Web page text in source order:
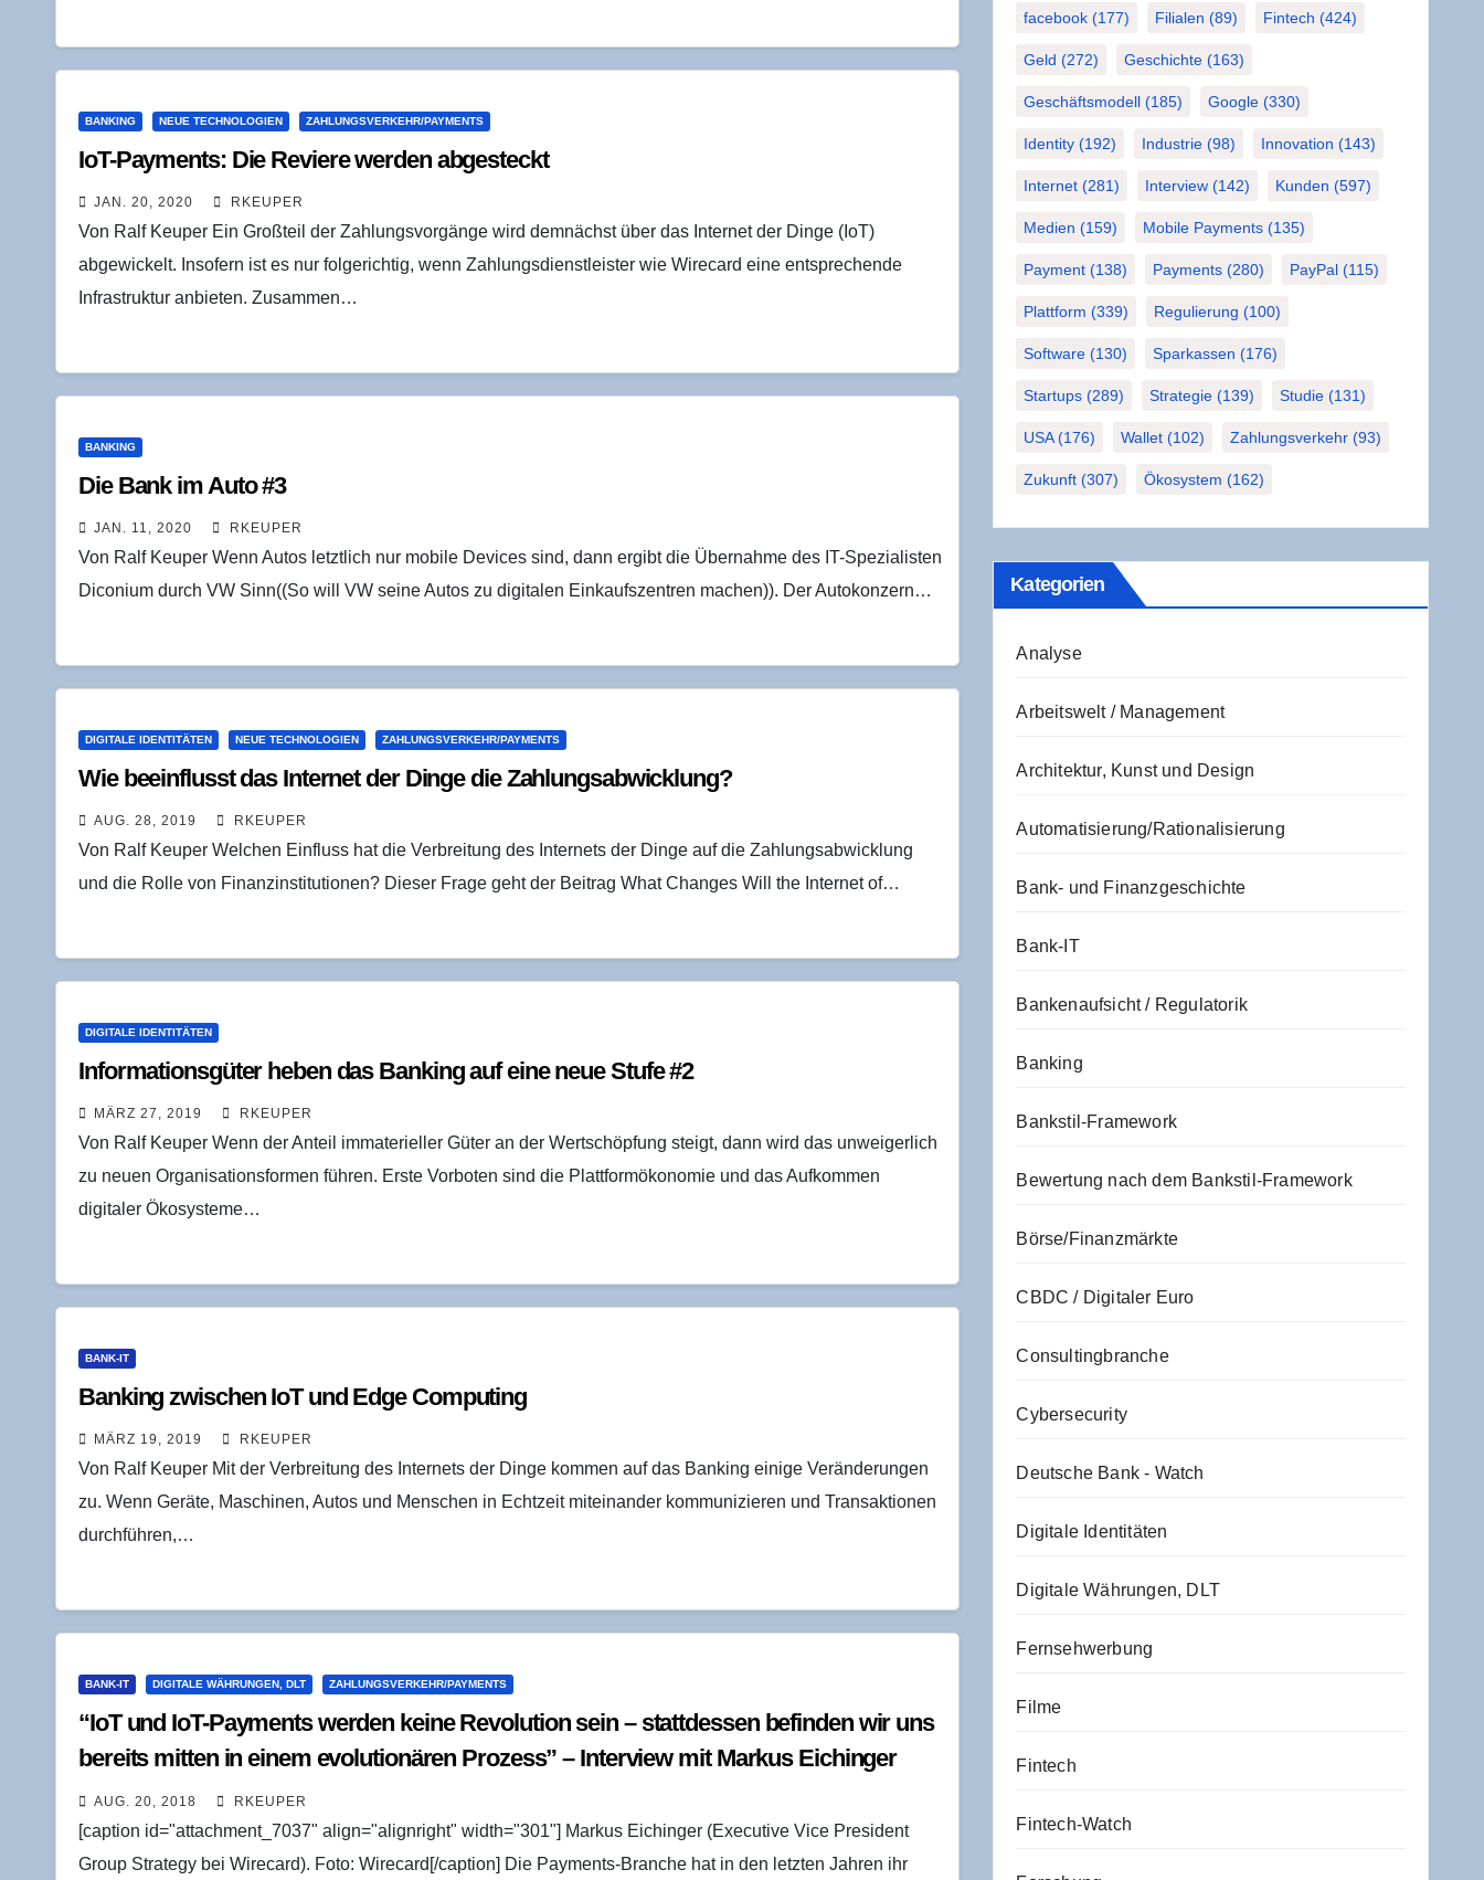
BANKING NEUE TECHNOLOGIEN ZAHLUNGSVERKEHR/PAYMENTS
IoT-Pay­ments: Die Revie­re wer­den abgesteckt
JAN. 20, 2020 RKEUPER
Von Ralf Keuper Ein Großteil der Zahlungsvorgänge wird demnächst über das Internet der Dinge (IoT)
abgewickelt. Insofern ist es nur folgerichtig, wenn Zahlungsdienstleister wie Wirecard eine entsprechende
Infrastruktur anbieten. Zusammen…
BANKING
Die Bank im Auto #3
JAN. 11, 2020 RKEUPER
Von Ralf Keuper Wenn Autos letztlich nur mobile Devices sind, dann ergibt die Übernahme des IT-Spezialisten
Diconium durch VW Sinn((So will VW seine Autos zu digitalen Einkaufszentren machen)). Der Autokonzern…
DIGITALE IDENTITÄTEN NEUE TECHNOLOGIEN ZAHLUNGSVERKEHR/PAYMENTS
Wie beein­flusst das Inter­net der Din­ge die Zahlungsabwicklung?
AUG. 28, 2019 RKEUPER
Von Ralf Keuper Welchen Einfluss hat die Verbreitung des Internets der Dinge auf die Zahlungsabwicklung
und die Rolle von Finanzinstitutionen? Dieser Frage geht der Beitrag What Changes Will the Internet of…
DIGITALE IDENTITÄTEN
Infor­ma­ti­ons­gü­ter heben das Ban­king auf eine neue Stu­fe #2
MÄRZ 27, 2019 RKEUPER
Von Ralf Keuper Wenn der Anteil immaterieller Güter an der Wertschöpfung steigt, dann wird das unweigerlich
zu neuen Organisationsformen führen. Erste Vorboten sind die Plattformökonomie und das Aufkommen
digitaler Ökosysteme…
BANK-IT
Ban­king zwi­schen IoT und Edge Computing
MÄRZ 19, 2019 RKEUPER
Von Ralf Keuper Mit der Verbreitung des Internets der Dinge kommen auf das Banking einige Veränderungen
zu. Wenn Geräte, Maschinen, Autos und Menschen in Echtzeit miteinander kommunizieren und Transaktionen
durchführen,…
BANK-IT DIGITALE WÄHRUNGEN, DLT ZAHLUNGSVERKEHR/PAYMENTS
“IoT und IoT-Pay­ments wer­den kei­ne Revo­lu­ti­on sein – statt­des­sen befin­den wir uns
bereits mit­ten in einem evo­lu­tio­nä­ren Pro­zess” – Inter­view mit Mar­kus Eichin­ger
(Wire­card AG)
AUG. 20, 2018 RKEUPER
[caption id="attachment_7037" align="alignright" width="301"] Markus Eichinger (Executive Vice President
Group Strategy bei Wirecard). Foto: Wirecard[/caption] Die Payments-Branche hat in den letzten Jahren ihr
facebook (177) Filialen (89) Fintech (424)
Geld (272) Geschichte (163)
Geschäftsmodell (185) Google (330)
Identity (192) Industrie (98) Innovation (143)
Internet (281) Interview (142) Kunden (597)
Medien (159) Mobile Payments (135)
Payment (138) Payments (280) PayPal (115)
Plattform (339) Regulierung (100)
Software (130) Sparkassen (176)
Startups (289) Strategie (139) Studie (131)
USA(176) Wallet (102) Zahlungsverkehr (93)
Zukunft (307) Ökosystem (162)
Kate­go­rien
Analyse
Arbeitswelt / Management
Architektur, Kunst und Design
Automatisierung/Rationalisierung
Bank- und Finanzgeschichte
Bank-IT
Bankenaufsicht / Regulatorik
Banking
Bankstil-Framework
Bewertung nach dem Bankstil-Framework
Börse/Finanzmärkte
CBDC / Digitaler Euro
Consultingbranche
Cybersecurity
Deutsche Bank - Watch
Digitale Identitäten
Digitale Währungen, DLT
Fernsehwerbung
Filme
Fintech
Fintech-Watch